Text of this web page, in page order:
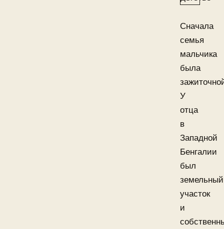
Сначала
семья
мальчика
была
У
отца
в
Западной
Бенгалии
был
земельный
участок
и